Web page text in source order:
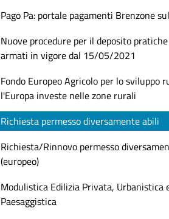
Pago Pa: portale pagamenti Brenzone
Nuove procedure per il deposito
armati in vigore dal 15/05/2021
Fondo Europeo Agricolo per lo sviluppo
l'Europa investe nelle zone rurali
Richiesta permesso diversamente abili
Richiesta/Rinnovo permesso
(europeo)
Modulistica Edilizia Privata, Urbanistica
Paesaggistica